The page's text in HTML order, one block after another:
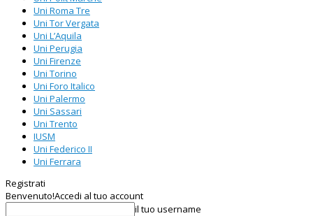
Uni Roma Tre
Uni Tor Vergata
Uni L’Aquila
Uni Perugia
Uni Firenze
Uni Torino
Uni Foro Italico
Uni Palermo
Uni Sassari
Uni Trento
IUSM
Uni Federico II
Uni Ferrara
Registrati
Benvenuto!Accedi al tuo account
il tuo username